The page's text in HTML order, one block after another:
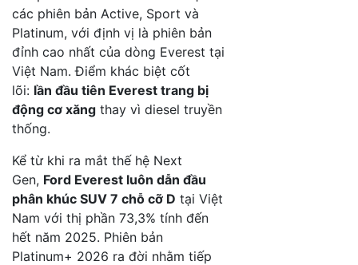
các phiên bản Active, Sport và
Platinum, với định vị là phiên bản
đỉnh cao nhất của dòng Everest tại
Việt Nam. Điểm khác biệt cốt
lõi: lần đầu tiên Everest trang bị
động cơ xăng thay vì diesel truyền
thống.
Kể từ khi ra mắt thế hệ Next
Gen, Ford Everest luôn dẫn đầu
phân khúc SUV 7 chỗ cỡ D tại Việt
Nam với thị phần 73,3% tính đến
hết năm 2025. Phiên bản
Platinum+ 2026 ra đời nhằm tiếp